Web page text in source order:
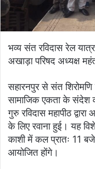
भव्य संत रविदास रेल
अखाड़ा परिषद अध्यक्ष
सहारनपुर से संत
सामाजिक एकता के संदेश
गुरु रविदास महापीठ
के लिए रवाना हुई। यह
काशी में कल प्रातः 11 बजे
आयोजित होंगे।